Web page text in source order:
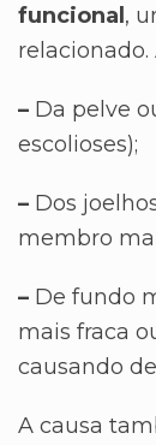
funcional ,
relacionado.
– Da pelve
escolioses);
– Dos
membro
– De fundo
mais fraca
causando
A causa